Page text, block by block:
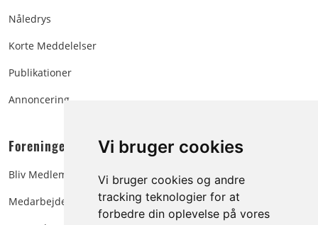
Vi bruger cookies
Vi bruger cookies og andre
tracking teknologier for at
forbedre din oplevelse på vores
Nåledrys
Korte Meddelelser
Publikationer
Annoncering
Foreningen:
Bliv Medlem
Medarbejdere